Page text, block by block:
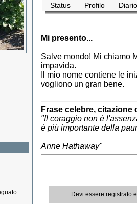
Status Profilo Diario
Mi presento...
Salve mondo! Mi chiamo
impavida.
Il mio nome contiene le
vogliono un gran bene.
Frase celebre,
"Il coraggio non è
è più importante della
Anne Hathaway"
Devi essere registrato